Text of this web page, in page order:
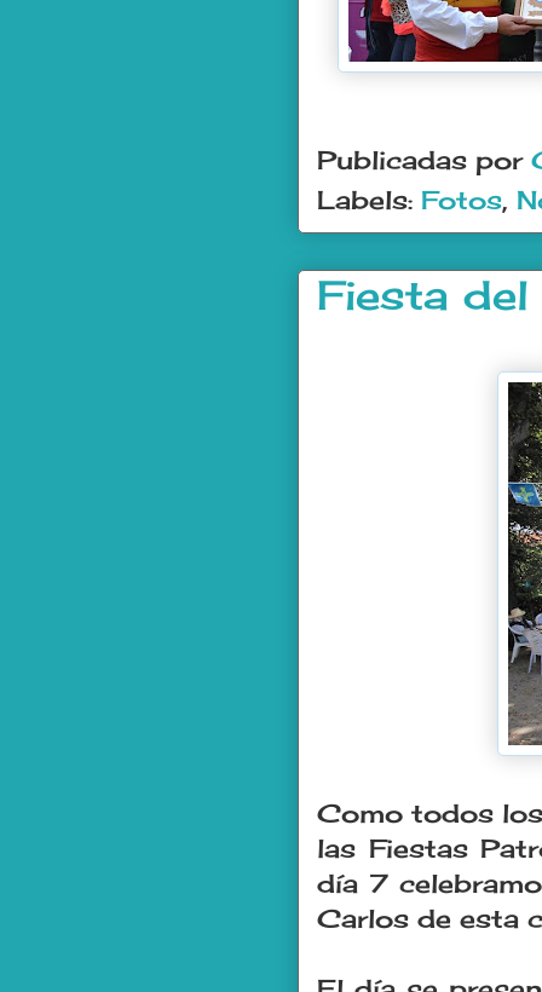
Publicadas por
Labels: Fotos,
Fiesta
Como todos
las Fiestas
día 7
Carlos de esta